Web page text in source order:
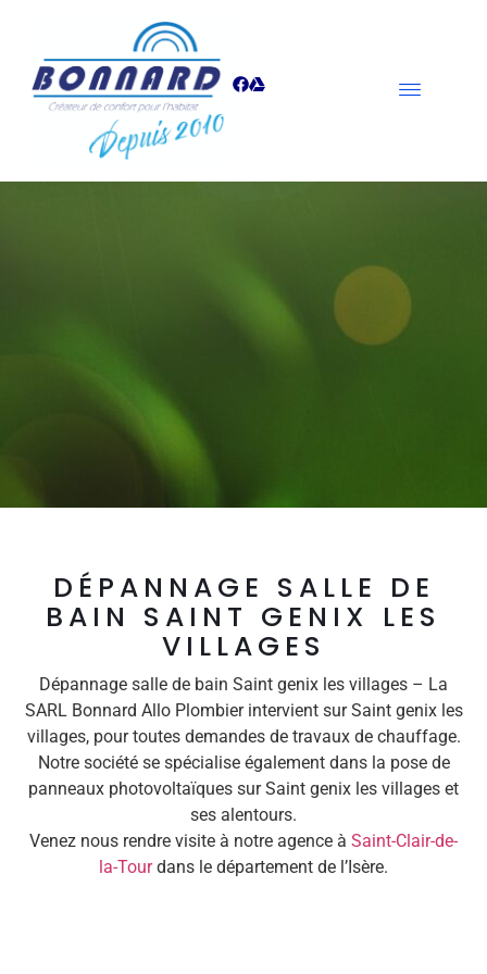
DÉPANNAGE SALLE DE
BAIN SAINT GENIX LES
VILLAGES
Dépannage salle de bain Saint genix les villages – La
SARL Bonnard Allo Plombier intervient sur Saint genix les
villages, pour toutes demandes de travaux de chauffage.
Notre société se spécialise également dans la pose de
panneaux photovoltaïques sur Saint genix les villages et
ses alentours.
Venez nous rendre visite à notre agence à Saint-Clair-de-
la-Tourdans le département de l’Isère.